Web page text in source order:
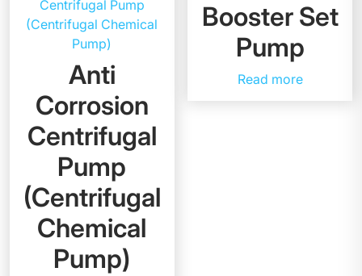
Anti
Corrosion
Centrifugal
Pump
(Centrifugal
Chemical
Pump)
Booster Set
Pump
Read more